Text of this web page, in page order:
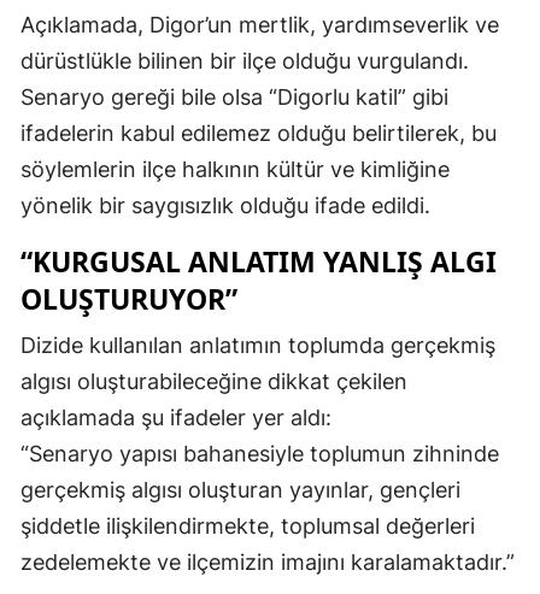
Kars
Kastamonu
Kayseri
Kırklareli
Kırşehir
Konya
Malatya
Manisa
Kahramanmaraş
Açıklamada, Digor’un mertlik, yardımseverlik ve
dürüstlükle bilinen bir ilçe olduğu vurgulandı.
Senaryo gereği bile olsa “Digorlu katil” gibi
ifadelerin kabul edilemez olduğu belirtilerek, bu
söylemlerin ilçe halkının kültür ve kimliğine
yönelik bir saygısızlık olduğu ifade edildi.
“KURGUSAL ANLATIM YANLIŞ ALGI
OLUŞTURUYOR”
Dizide kullanılan anlatımın toplumda gerçekmiş
algısı oluşturabileceğine dikkat çekilen
açıklamada şu ifadeler yer aldı:
“Senaryo yapısı bahanesiyle toplumun zihninde
gerçekmiş algısı oluşturan yayınlar, gençleri
şiddetle ilişkilendirmekte, toplumsal değerleri
zedelemekte ve ilçemizin imajını karalamaktadır.”